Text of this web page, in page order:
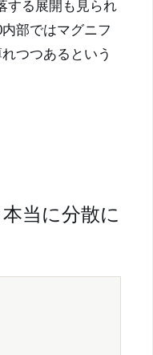
する展開も見られ
部ではマグニフ
つつあるという
当に分散に